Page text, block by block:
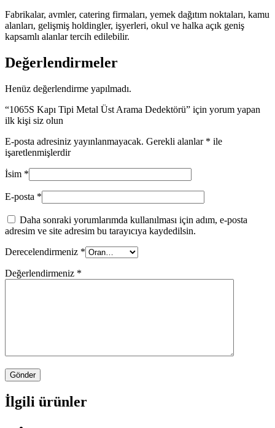
Fabrikalar, avmler, catering firmaları, yemek dağıtım noktaları, kamu
alanları, gelişmiş holdingler, işyerleri, okul ve halka açık geniş
kapsamlı alanlar tercih edilebilir.
Değerlendirmeler
Henüz değerlendirme yapılmadı.
“1065S Kapı Tipi Metal Üst Arama Dedektörü” için yorum yapan
ilk kişi siz olun
E-posta adresiniz yayınlanmayacak. Gerekli alanlar * ile
işaretlenmişlerdir
İsim *
E-posta *
Daha sonraki yorumlarımda kullanılması için adım, e-posta
adresim ve site adresim bu tarayıcıya kaydedilsin.
Derecelendirmeniz *
Değerlendirmeniz *
İlgili ürünler